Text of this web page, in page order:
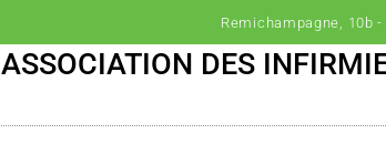
Remichampagne, 10b
ASSOCIATION DES